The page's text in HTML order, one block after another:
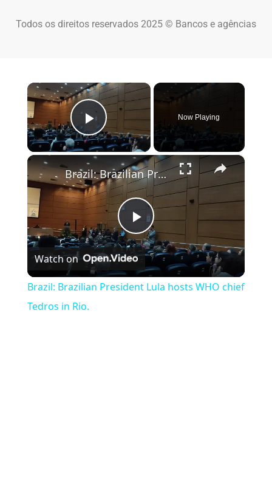
Todos os direitos reservados 2025 © Bancos e agências
×
Play Video
Now Playing
×
Play Video
Brazil: Brazilian President Lula hosts WHO chief Tedros in Rio.
Watch on
Brazil: Brazilian President Lula hosts WHO chief
Tedros in Rio.